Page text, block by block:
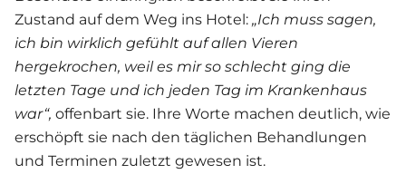
Zustand auf dem Weg ins Hotel: „Ich muss sagen,
ich bin wirklich gefühlt auf allen Vieren
hergekrochen, weil es mir so schlecht ging die
letzten Tage und ich jeden Tag im Krankenhaus
war“, offenbart sie. Ihre Worte machen deutlich, wie
erschöpft sie nach den täglichen Behandlungen
und Terminen zuletzt gewesen ist.